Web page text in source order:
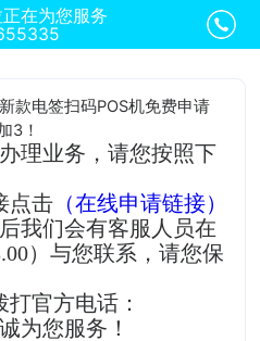
在为您服务
款电签扫码POS机免费申请
3！
理业务，请您按照下
点击 （在线申请链接）
我们会有客服人员在
）与您联系，请您保
官方电话：
为您服务！